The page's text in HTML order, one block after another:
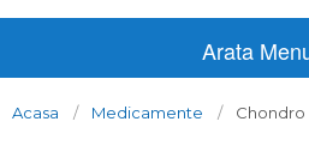
Arata
Acasa Medicamente